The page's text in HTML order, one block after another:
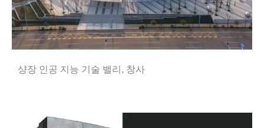
샹장 인공 지능 기술 밸리, 창사